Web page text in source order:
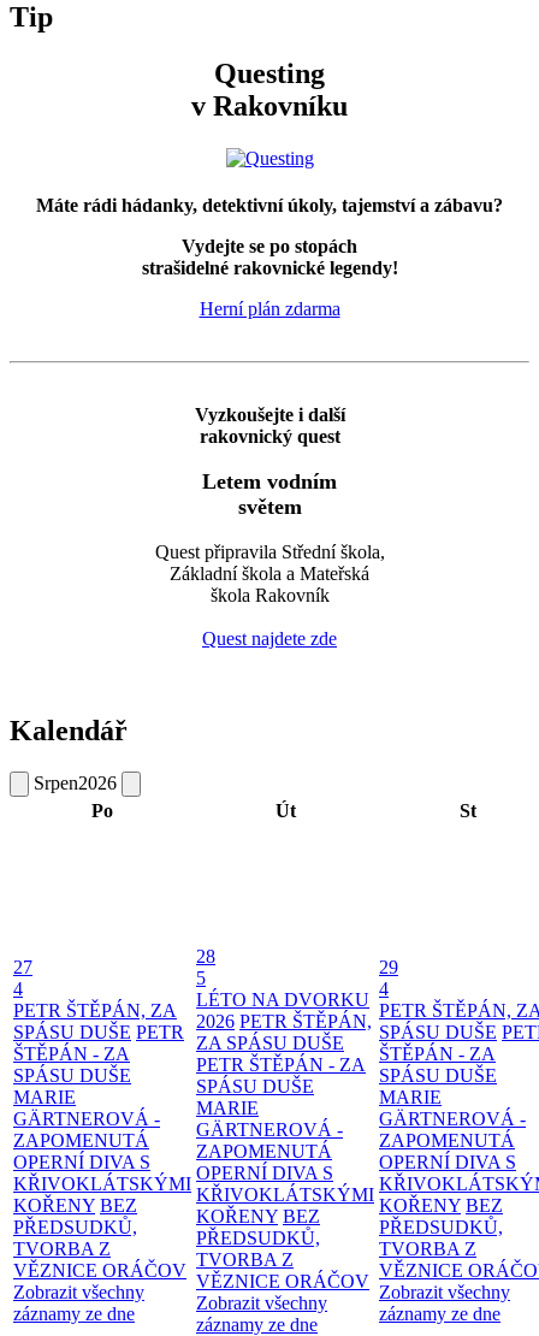
Tip
Questing
v Rakovníku
Máte rádi hádanky, detektivní úkoly, tajemství a zábavu?
Vydejte se po stopách
strašidelné rakovnické legendy!
Herní plán zdarma
Vyzkoušejte i další
rakovnický quest
Letem vodním
světem
Quest připravila Střední škola,
Základní škola a Mateřská
škola Rakovník
Quest najdete zde
Kalendář
Srpen2026
Po
Út St
27
4
PETR ŠTĚPÁN, ZA
SPÁSU DUŠE PETR
ŠTĚPÁN - ZA
SPÁSU DUŠE
MARIE
GÄRTNEROVÁ -
ZAPOMENUTÁ
OPERNÍ DIVA S
KŘIVOKLÁTSKÝMI
KOŘENY BEZ
PŘEDSUDKŮ,
TVORBA Z
VĚZNICE ORÁČOV
Zobrazit všechny
záznamy ze dne
28
5
LÉTO NA DVORKU
2026 PETR ŠTĚPÁN,
ZA SPÁSU DUŠE
PETR ŠTĚPÁN - ZA
SPÁSU DUŠE
MARIE
GÄRTNEROVÁ -
ZAPOMENUTÁ
OPERNÍ DIVA S
KŘIVOKLÁTSKÝMI
KOŘENY BEZ
PŘEDSUDKŮ,
TVORBA Z
VĚZNICE ORÁČOV
Zobrazit všechny
záznamy ze dne
29
4
PETR ŠTĚPÁN,
SPÁSU DUŠE
ŠTĚPÁN - ZA
SPÁSU DUŠE
MARIE
GÄRTNEROVÁ -
ZAPOMENUTÁ
OPERNÍ DIVA S
KOŘENY BEZ
PŘEDSUDKŮ,
TVORBA Z
VĚZNICE
Zobrazit všechny
záznamy ze dne